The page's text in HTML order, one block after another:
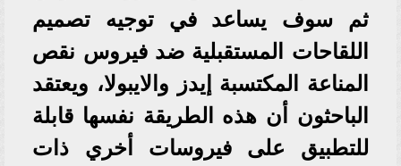
ثم سوف يساعد في توجيه تصميم
اللقاحات المستقبلية ضد فيروس نقص
المناعة المكتسبة إيدز والايبولا، ويعتقد
الباحثون أن هذه الطريقة نفسها قابلة
للتطبيق على فيروسات أخري ذات